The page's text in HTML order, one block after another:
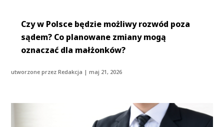
Czy w Polsce będzie możliwy rozwód poza
sądem? Co planowane zmiany mogą
oznaczać dla małżonków?
utworzone przezRedakcja |maj 21, 2026